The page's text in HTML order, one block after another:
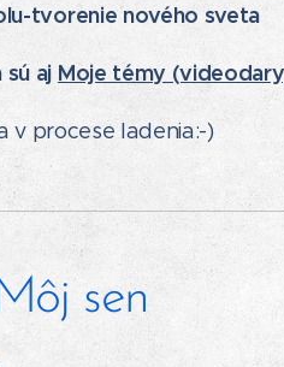
tvorenie nového sveta
sú aj Moje témy
v procese ladenia:-)
sen